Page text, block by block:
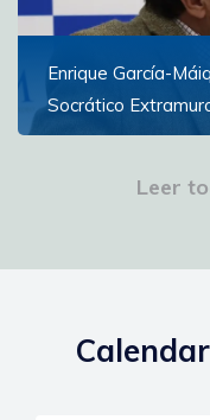
Enrique García-
Socrático
lectura de poesía y
Leer